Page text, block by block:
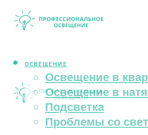
ОСВЕЩЕНИЕ
Освещение в
Освещение в
Подсветка
Проблемы со